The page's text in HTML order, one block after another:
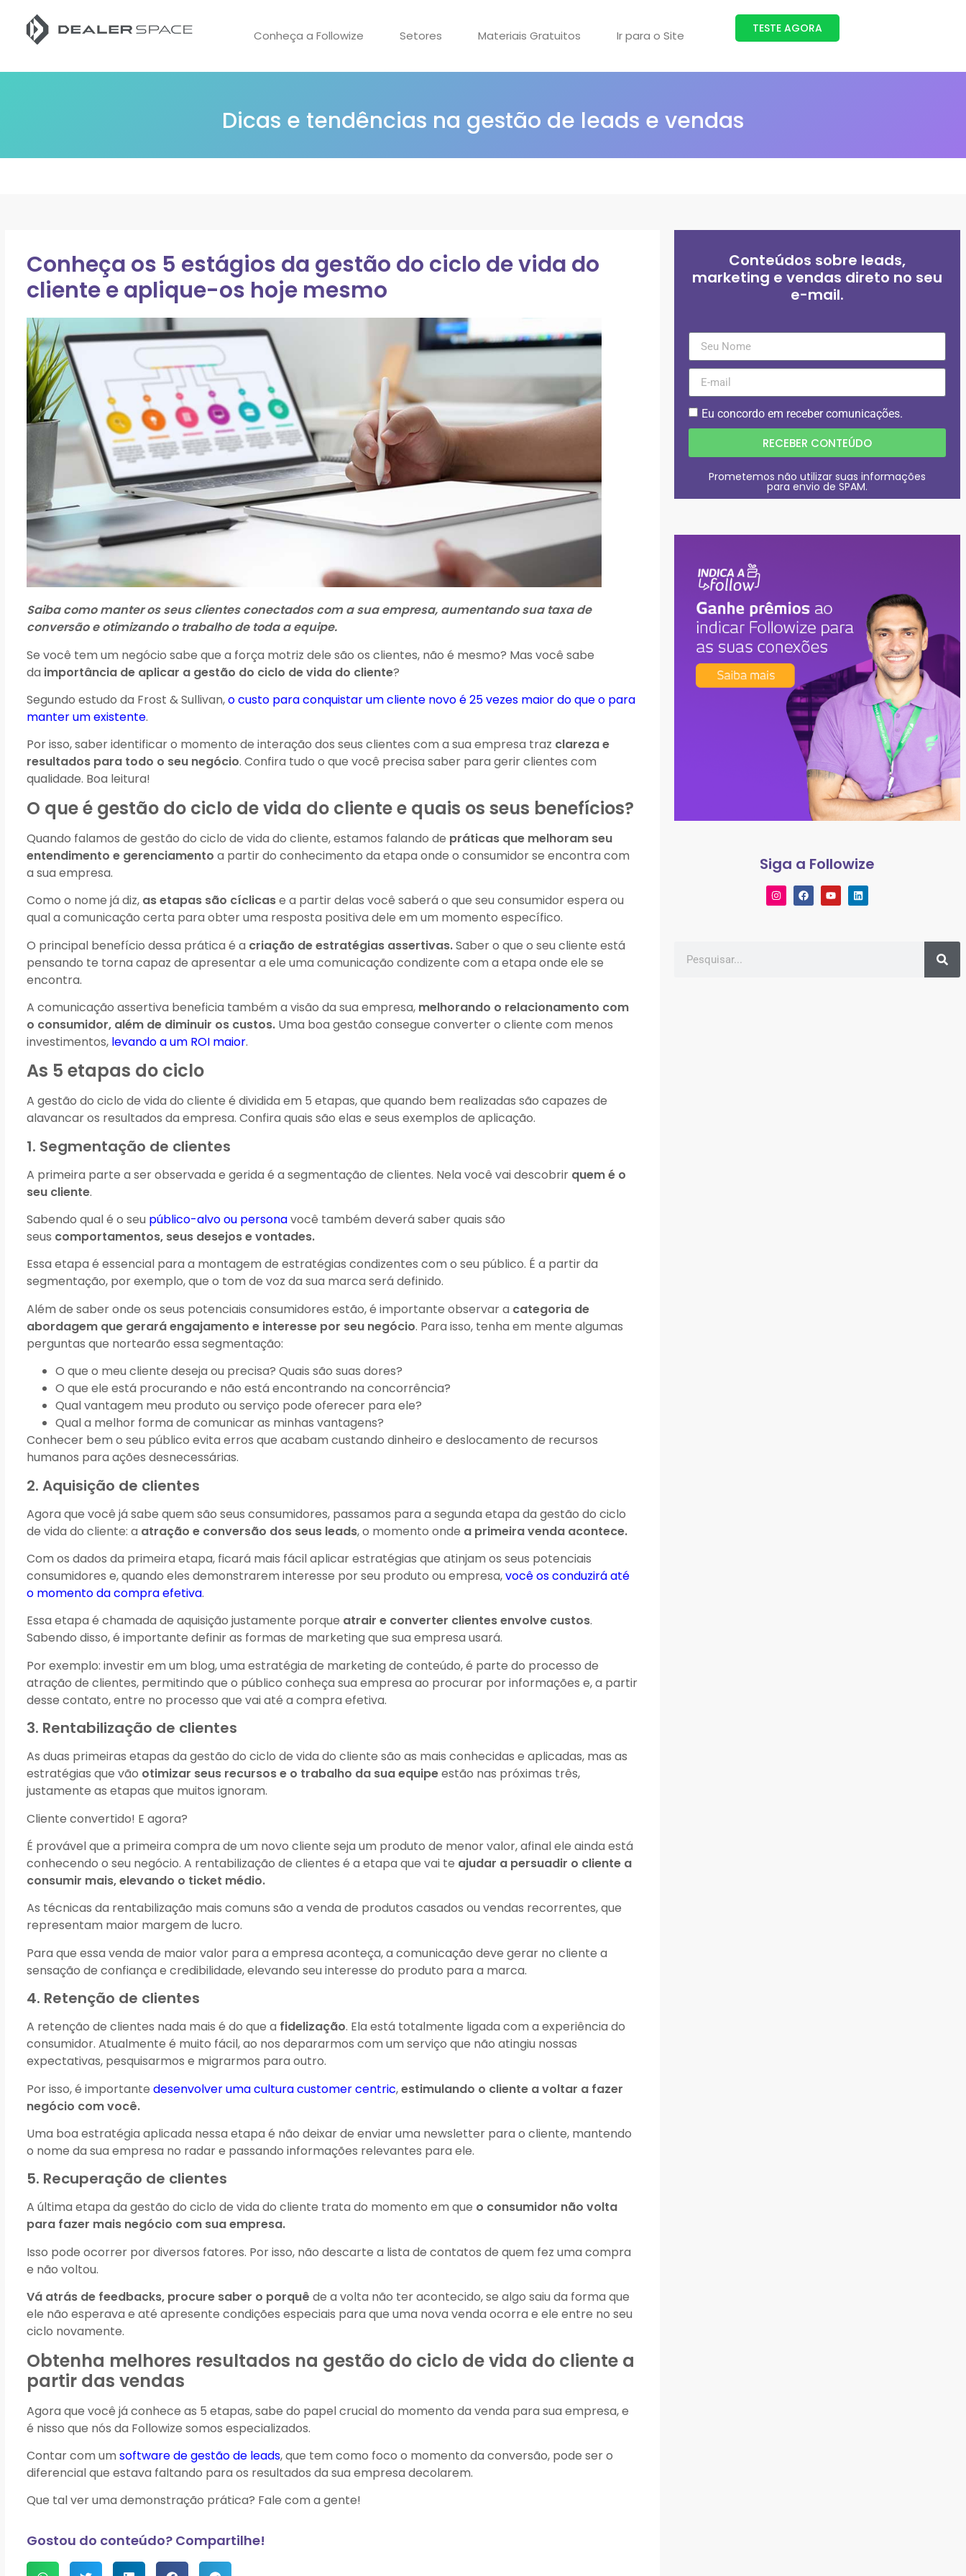
Conheça a Followize Setores Materiais Gratuitos Ir para o Site TESTE AGORA
Dicas e tendências na gestão de leads e vendas
Conheça os 5 estágios da gestão do ciclo de vida do
cliente e aplique-os hoje mesmo
Saiba como manter os seus clientes conectados com a sua empresa, aumentando sua taxa de
conversão e otimizando o trabalho de toda a equipe.
Se você tem um negócio sabe que a força motriz dele são os clientes, não é mesmo? Mas você sabe
da importância de aplicar a gestão do ciclo de vida do cliente?
Segundo estudo da Frost & Sullivan,o custo para conquistar um cliente novo é 25 vezes maior do que o para
manter um existente.
Por isso, saber identificar o momento de interação dos seus clientes com a sua empresa traz clareza e
resultados para todo o seu negócio. Confira tudo o que você precisa saber para gerir clientes com
qualidade. Boa leitura!
O que é gestão do ciclo de vida do cliente e quais os seus benefícios?
Quando falamos de gestão do ciclo de vida do cliente, estamos falando de práticas que melhoram seu
entendimento e gerenciamento a partir do conhecimento da etapa onde o consumidor se encontra com
a sua empresa.
Como o nome já diz, as etapas são cíclicase a partir delas você saberá o que seu consumidor espera ou
qual a comunicação certa para obter uma resposta positiva dele em um momento específico.
O principal benefício dessa prática é a criação de estratégias assertivas.Saber o que o seu cliente está
pensando te torna capaz de apresentar a ele uma comunicação condizente com a etapa onde ele se
encontra.
A comunicação assertiva beneficia também a visão da sua empresa, melhorando o relacionamento com
o consumidor, além de diminuir os custos. Uma boa gestão consegue converter o cliente com menos
investimentos, levando a um ROI maior.
As 5 etapas do ciclo
A gestão do ciclo de vida do cliente é dividida em 5 etapas, que quando bem realizadas são capazes de
alavancar os resultados da empresa. Confira quais são elas e seus exemplos de aplicação.
1. Segmentação de clientes
A primeira parte a ser observada e gerida é a segmentação de clientes. Nela você vai descobrir quem é o
seu cliente.
Sabendo qual é o seu público-alvo ou personavocê também deverá saber quais são
seus comportamentos, seus desejos e vontades.
Essa etapa é essencial para a montagem de estratégias condizentes com o seu público. É a partir da
segmentação, por exemplo, que o tom de voz da sua marca será definido.
Além de saber onde os seus potenciais consumidores estão, é importante observar a categoria de
abordagem que gerará engajamento e interesse por seu negócio. Para isso, tenha em mente algumas
perguntas que nortearão essa segmentação:
O que o meu cliente deseja ou precisa? Quais são suas dores?
O que ele está procurando e não está encontrando na concorrência?
Qual vantagem meu produto ou serviço pode oferecer para ele?
Qual a melhor forma de comunicar as minhas vantagens?
Conhecer bem o seu público evita erros que acabam custando dinheiro e deslocamento de recursos
humanos para ações desnecessárias.
2. Aquisição de clientes
Agora que você já sabe quem são seus consumidores, passamos para a segunda etapa da gestão do ciclo
de vida do cliente: a atração e conversão dos seus leads, o momento onde a primeira venda acontece.
Com os dados da primeira etapa, ficará mais fácil aplicar estratégias que atinjam os seus potenciais
consumidores e, quando eles demonstrarem interesse por seu produto ou empresa,você os conduzirá até
o momento da compra efetiva.
Essa etapa é chamada de aquisição justamente porque atrair e converter clientes envolve custos.
Sabendo disso, é importante definir as formas de marketing que sua empresa usará.
Por exemplo: investir em um blog, uma estratégia de marketing de conteúdo, é parte do processo de
atração de clientes, permitindo que o público conheça sua empresa ao procurar por informações e, a partir
desse contato, entre no processo que vai até a compra efetiva.
3. Rentabilização de clientes
As duas primeiras etapas da gestão do ciclo de vida do cliente são as mais conhecidas e aplicadas, mas as
estratégias que vão otimizar seus recursos e o trabalho da sua equipeestão nas próximas três,
justamente as etapas que muitos ignoram.
Cliente convertido! E agora?
É provável que a primeira compra de um novo cliente seja um produto de menor valor, afinal ele ainda está
conhecendo o seu negócio. A rentabilização de clientes é a etapa que vai te ajudar a persuadir o cliente a
consumir mais, elevando o ticket médio.
As técnicas da rentabilização mais comuns são a venda de produtos casados ou vendas recorrentes, que
representam maior margem de lucro.
Para que essa venda de maior valor para a empresa aconteça, a comunicação deve gerar no cliente a
sensação de confiança e credibilidade, elevando seu interesse do produto para a marca.
4. Retenção de clientes
A retenção de clientes nada mais é do que a fidelização. Ela está totalmente ligada com a experiência do
consumidor. Atualmente é muito fácil, ao nos depararmos com um serviço que não atingiu nossas
expectativas, pesquisarmos e migrarmos para outro.
Por isso, é importante desenvolver uma cultura customer centric,estimulando o cliente a voltar a fazer
negócio com você.
Uma boa estratégia aplicada nessa etapa é não deixar de enviar uma newsletter para o cliente, mantendo
o nome da sua empresa no radar e passando informações relevantes para ele.
5. Recuperação de clientes
A última etapa da gestão do ciclo de vida do cliente trata do momento em que o consumidor não volta
para fazer mais negócio com sua empresa.
Isso pode ocorrer por diversos fatores. Por isso, não descarte a lista de contatos de quem fez uma compra
e não voltou.
Vá atrás de feedbacks, procure saber o porquê de a volta não ter acontecido, se algo saiu da forma que
ele não esperava e até apresente condições especiais para que uma nova venda ocorra e ele entre no seu
ciclo novamente.
Obtenha melhores resultados na gestão do ciclo de vida do cliente a
partir das vendas
Agora que você já conhece as 5 etapas, sabe do papel crucial do momento da venda para sua empresa, e
é nisso que nós da Followize somos especializados.
Contar com um software de gestão de leads, que tem como foco o momento da conversão, pode ser o
diferencial que estava faltando para os resultados da sua empresa decolarem.
Que tal ver uma demonstração prática? Fale com a gente!
Gostou do conteúdo? Compartilhe!
Conteúdos sobre leads,
marketing e vendas direto no seu
e-mail.
Eu concordo em receber comunicações.
RECEBER CONTEÚDO
Prometemos não utilizar suas informações
para envio de SPAM.
Siga a Followize